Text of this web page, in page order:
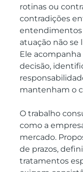
rotinas ou
contradições
entendimentos
atuação não se
Ele
decisão,
mantenham o
O trabalho
como a
mercado.
de prazos,
tratamentos